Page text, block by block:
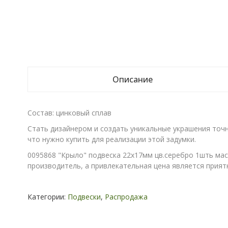
Описание
Состав: цинковый сплав
Стать дизайнером и создать уникальные украшения
что нужно купить для реализации этой задумки.
0095868 "Крыло" подвеска 22х17мм цв.серебро 1шть
производитель, а привлекательная цена является
Категории: Подвески, Распродажа